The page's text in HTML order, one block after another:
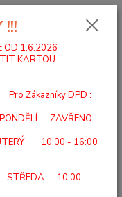
0,00 Kč
VÁLEC P 9702
P 9702
!!!
OD 1.6.2026
KARTOU
DPD :
ZAVŘENO
10:00 - 16:00
10:00 -